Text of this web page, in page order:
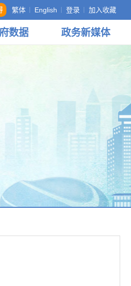
繁体 English 登录 加入收藏
数据 政务新媒体